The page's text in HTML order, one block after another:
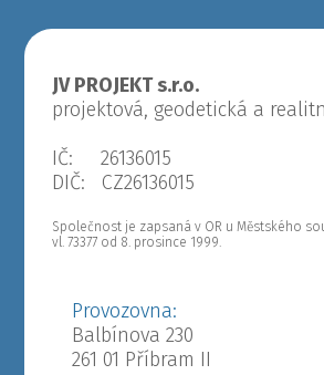
JV PROJEKT s.r.o.
projektová, geodetická a
IČ: 26136015
DIČ: CZ26136015
Společnost je zapsaná v OR u Městského
vl. 73377 od 8. prosince 1999.
Provozovna:
Balbínova 230
261 01 Příbram II